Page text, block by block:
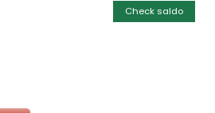
Check saldo